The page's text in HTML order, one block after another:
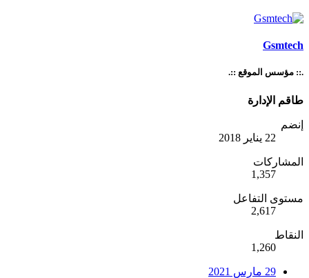
Gsmtech
.:: مؤسس الموقع ::.
طاقم الإدارة
إنضم
22 يناير 2018
المشاركات
1,357
مستوى التفاعل
2,617
النقاط
1,260
29 مارس 2021